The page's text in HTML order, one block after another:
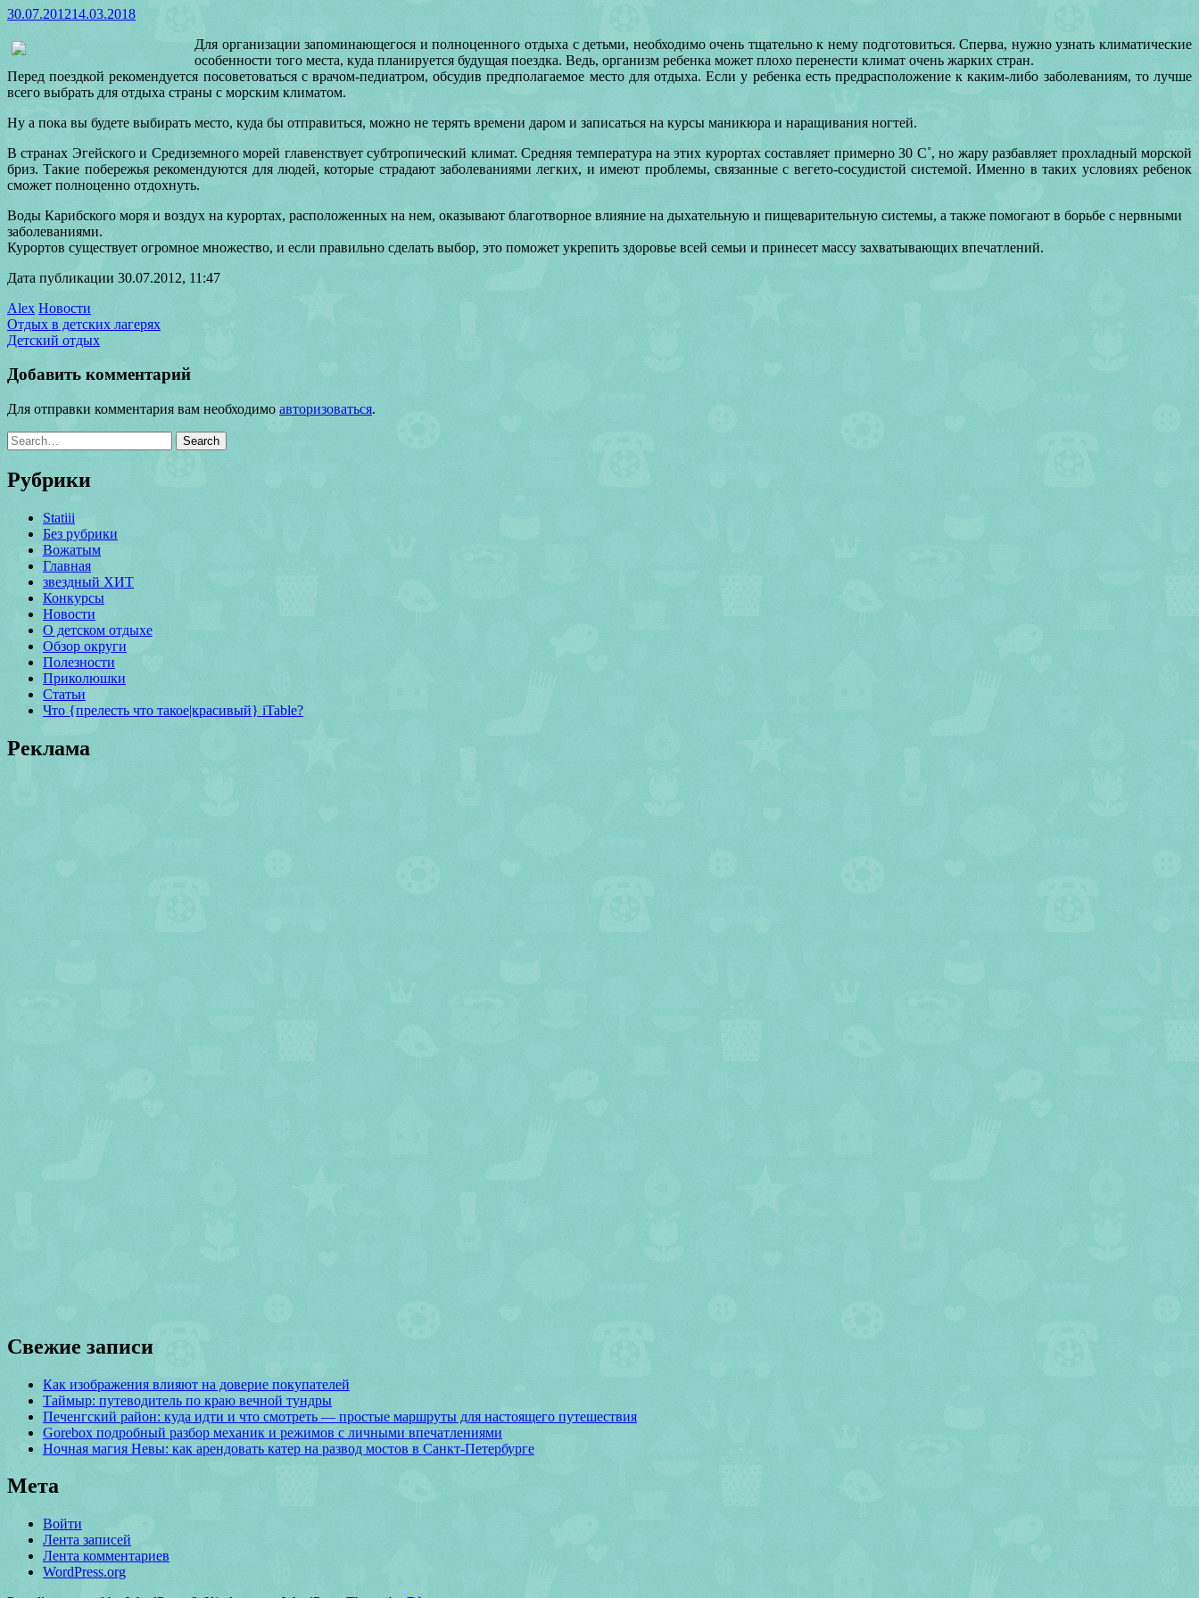
30.07.201214.03.2018
Для организации запоминающегося и полноценного отдыха с детьми, необходимо очень тщательно к нему подготовиться. Сперва, нужно узнать климатические
особенности того места, куда планируется будущая поездка. Ведь, организм ребенка может плохо перенести климат очень жарких стран.
Перед поездкой рекомендуется посоветоваться с врачом-педиатром, обсудив предполагаемое место для отдыха. Если у ребенка есть предрасположение к каким-либо заболеваниям, то лучше
всего выбрать для отдыха страны с морским климатом.
Ну а пока вы будете выбирать место, куда бы отправиться, можно не терять времени даром и записаться на курсы маникюра и наращивания ногтей.
В странах Эгейского и Средиземного морей главенствует субтропический климат. Средняя температура на этих курортах составляет примерно 30 С˚, но жару разбавляет прохладный морской
бриз. Такие побережья рекомендуются для людей, которые страдают заболеваниями легких, и имеют проблемы, связанные с вегето-сосудистой системой. Именно в таких условиях ребенок
сможет полноценно отдохнуть.
Воды Карибского моря и воздух на курортах, расположенных на нем, оказывают благотворное влияние на дыхательную и пищеварительную системы, а также помогают в борьбе с нервными
заболеваниями.
Курортов существует огромное множество, и если правильно сделать выбор, это поможет укрепить здоровье всей семьи и принесет массу захватывающих впечатлений.
Дата публикации 30.07.2012, 11:47
Alex Новости
Отдых в детских лагерях
Детский отдых
Добавить комментарий
Для отправки комментария вам необходимо авторизоваться.
Рубрики
Statiii
Без рубрики
Вожатым
Главная
звездный ХИТ
Конкурсы
Новости
О детском отдыхе
Обзор округи
Полезности
Приколюшки
Статьи
Что {прелесть что такое|красивый} iTable?
Реклама
Свежие записи
Как изображения влияют на доверие покупателей
Таймыр: путеводитель по краю вечной тундры
Печенгский район: куда идти и что смотреть — простые маршруты для настоящего путешествия
Gorebox подробный разбор механик и режимов с личными впечатлениями
Ночная магия Невы: как арендовать катер на развод мостов в Санкт‑Петербурге
Мета
Войти
Лента записей
Лента комментариев
WordPress.org